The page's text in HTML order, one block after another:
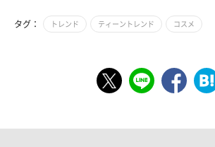
タグ： トレンド ティーントレンド コスメ